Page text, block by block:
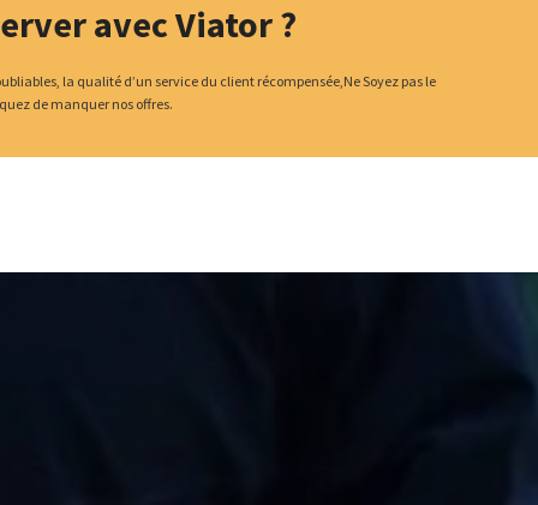
avec Viator ?
la qualité d’un service du client récompensée,Ne Soyez pas le
de manquer nos offres.